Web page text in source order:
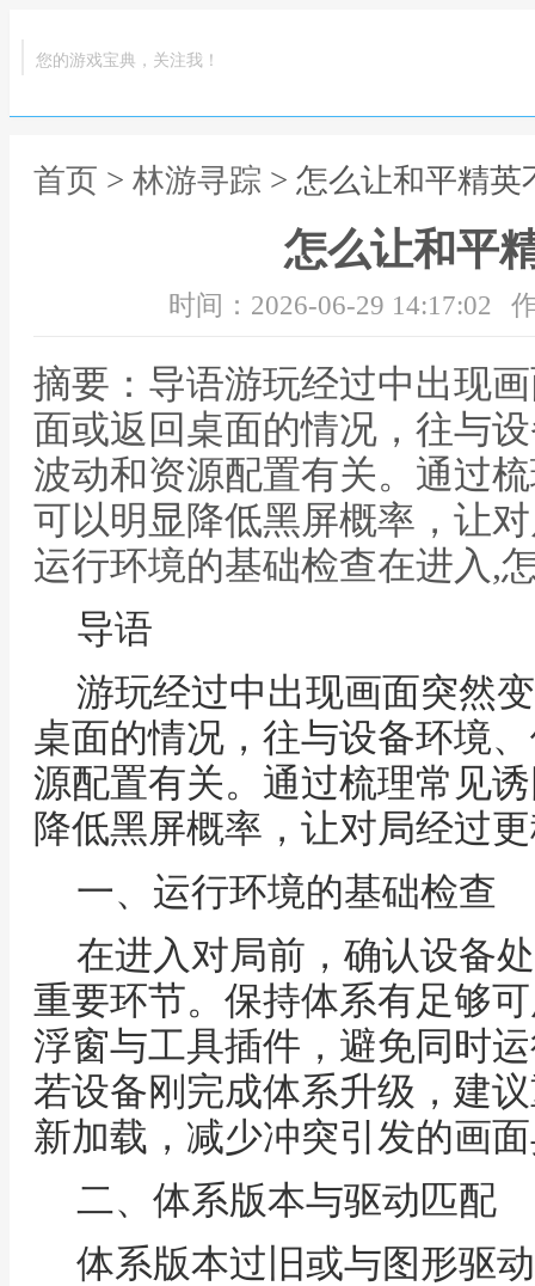
您的游戏宝典，关注我！
首页 > 林游寻踪 > 怎么让和平精英
怎么让和平
时间：2026-06-29 14:17:02
摘要：导语游玩经过中出现
面或返回桌面的情况，往与
波动和资源配置有关。通过
可以明显降低黑屏概率，让
运行环境的基础检查在进入,
导语
游玩经过中出现画面突然
桌面的情况，往与设备环境
源配置有关。通过梳理常见
降低黑屏概率，让对局经过
一、运行环境的基础检查
在进入对局前，确认设备
重要环节。保持体系有足够
浮窗与工具插件，避免同时
若设备刚完成体系升级，建
新加载，减少冲突引发的画
二、体系版本与驱动匹配
体系版本过旧或与图形驱